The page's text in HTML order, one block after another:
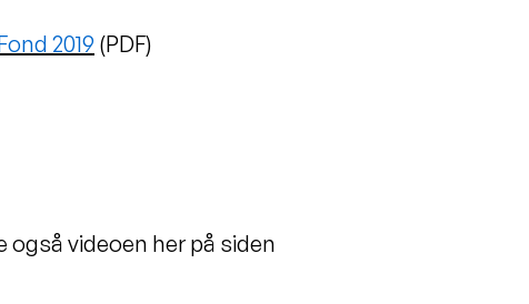
2019 (PDF)
også videoen her på siden